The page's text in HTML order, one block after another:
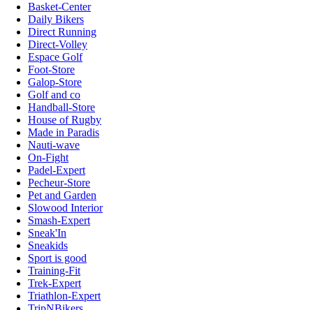
Basket-Center
Daily Bikers
Direct Running
Direct-Volley
Espace Golf
Foot-Store
Galop-Store
Golf and co
Handball-Store
House of Rugby
Made in Paradis
Nauti-wave
On-Fight
Padel-Expert
Pecheur-Store
Pet and Garden
Slowood Interior
Smash-Expert
Sneak'In
Sneakids
Sport is good
Training-Fit
Trek-Expert
Triathlon-Expert